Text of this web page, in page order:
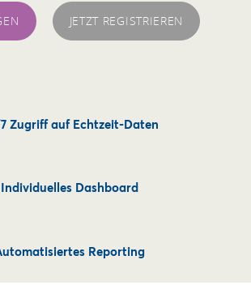
JETZT REGISTRIEREN
Zugriff auf Echtzeit-Daten
Individuelles Dashboard
Reporting